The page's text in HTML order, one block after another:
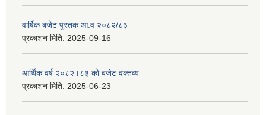
वार्षिक बजेट पुस्तक आ.व २०८२/८३
प्रकाशन मिति: 2025-09-16
आर्थिक वर्ष २०८२।८३ को बजेट वक्तव्य
प्रकाशन मिति: 2025-06-23